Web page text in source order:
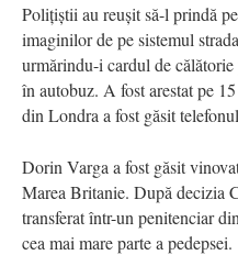
Polițiștii au reușit să-l prindă
imaginilor de pe sistemul
urmărindu-i cardul de
în autobuz. A fost arestat pe
din Londra a fost găsit
Dorin Varga a fost găsit
Marea Britanie. După decizia
transferat într-un penitenciar
cea mai mare parte a pedepsei.